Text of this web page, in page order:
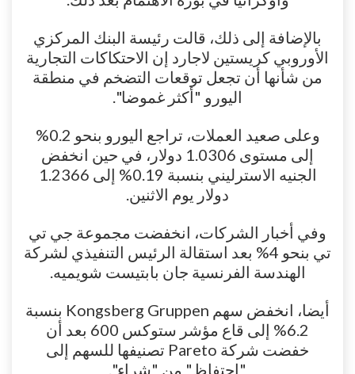
بالإضافة إلى ذلك، قالت رئيسة البنك المركزي
الأوروبي كريستين لاجارد إن الاحتكاكات التجارية
من شأنها أن تجعل توقعات التضخم في منطقة
اليورو "أكثر غموضا".
وعلى صعيد العملات، تراجع اليورو بنحو 0.2%
إلى مستوى 1.0306 دولار، في حين انخفض
الجنيه الاسترليني بنسبة 0.19% إلى 1.2366
دولار يوم الاثنين.
وفي أخبار الشركات، انخفضت مجموعة جي تي
تي بنحو 4% بعد استقالة الرئيس التنفيذي لشركة
الهندسة الفرنسية جان بابتيست شويميه.
أيضا، انخفض سهم Kongsberg Gruppen بنسبة
6.2% إلى قاع مؤشر ستوكس 600 بعد أن
خفضت شركة Pareto تصنيفها للسهم إلى
"احتفاظ" من "شراء".